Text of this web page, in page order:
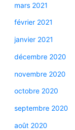
mars 2021
février 2021
janvier 2021
décembre 2020
novembre 2020
octobre 2020
septembre 2020
août 2020